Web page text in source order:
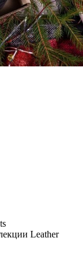
Leather